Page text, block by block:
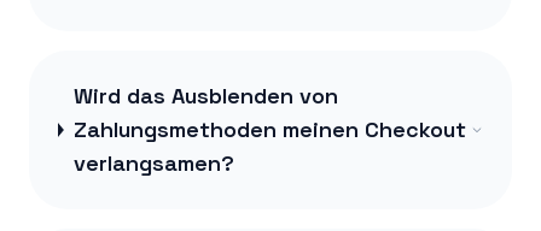
Wird das Ausblenden von
Zahlungsmethoden meinen Checkout
verlangsamen?